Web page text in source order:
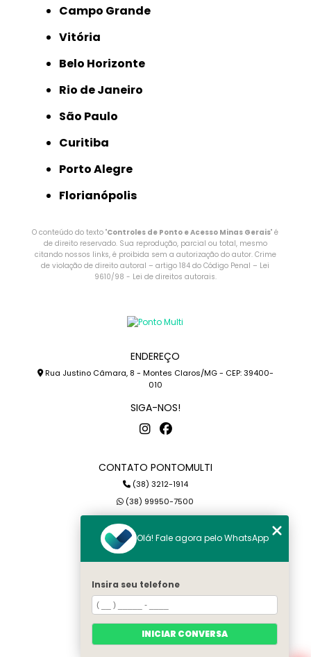
Campo Grande
Vitória
Belo Horizonte
Rio de Janeiro
São Paulo
Curitiba
Porto Alegre
Florianópolis
O conteúdo do texto "Controles de Ponto e Acesso Minas Gerais" é
de direito reservado. Sua reprodução, parcial ou total, mesmo
citando nossos links, é proibida sem a autorização do autor. Crime
de violação de direito autoral – artigo 184 do Código Penal – Lei
9610/98 - Lei de direitos autorais.
ENDEREÇO
Rua Justino Câmara, 8 - Montes Claros/MG - CEP: 39400-
010
SIGA-NOS!
CONTATO PONTOMULTI
(38) 3212-1914
(38) 99950-7500
petterson@pontomulti.com.br
Quem somos
Serviços
Blog
Contato
Olá! Fale agora pelo WhatsApp
Insira seu telefone
INICIAR CONVERSA